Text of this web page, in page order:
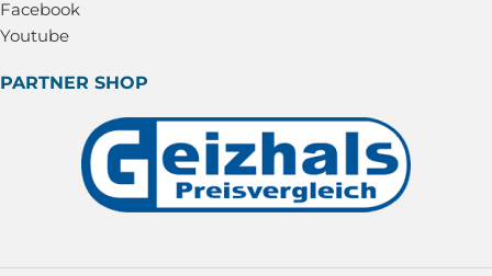
Facebook
Youtube
PARTNER SHOP